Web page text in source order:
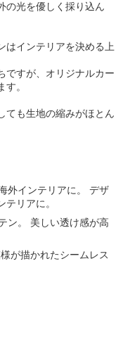
の光を優しく採り込ん
はインテリアを決める上
ですが、オリジナルカー
。
ても生地の縮みがほとん
デザ
リアに。
美しい透け感が高
が描かれたシームレス